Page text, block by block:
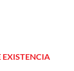
EXISTENCIA